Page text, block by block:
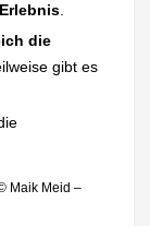
die
gibt es
Maik Meid –